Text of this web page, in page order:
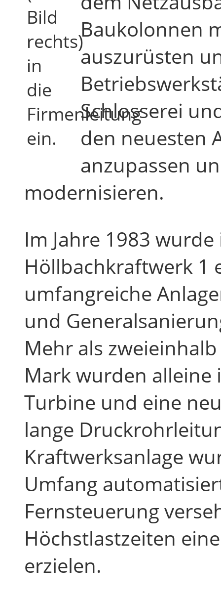
Bild
rechts)
in
die
Firmenleitung
ein.
Baukolonnen
auszurüsten
Schlosserei
den neuesten
anzupassen
modernisieren.
Im Jahre 1983 wurde
Höllbachkraftwerk 1
umfangreiche
und
Mehr als
Mark wurden alleine
Turbine und eine
lange
Kraftwerksanlage
Umfang
Fernsteuerung
Höchstlastzeiten
erzielen.